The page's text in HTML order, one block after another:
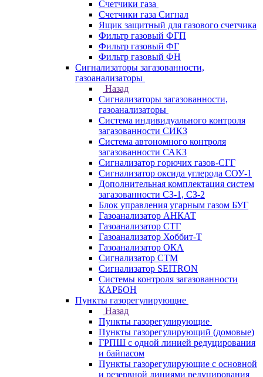
Счетчики газа
Счетчики газа Сигнал
Ящик защитный для газового счетчика
Фильтр газовый ФГП
Фильтр газовый ФГ
Фильтр газовый ФН
Сигнализаторы загазованности,
газоанализаторы
Назад
Сигнализаторы загазованности,
газоанализаторы
Система индивидуального контроля
загазованности СИКЗ
Система автономного контроля
загазованности САКЗ
Сигнализатор горючих газов-СГГ
Сигнализатор оксида углерода СОУ-1
Дополнительная комплектация систем
загазованности СЗ-1, СЗ-2
Блок управления угарным газом БУГ
Газоанализатор АНКАТ
Газоанализатор СТГ
Газоанализатор Хоббит-Т
Газоанализатор ОКА
Сигнализатор СТМ
Сигнализатор SEITRON
Системы контроля загазованности
КАРБОН
Пункты газорегулирующие
Назад
Пункты газорегулирующие
Пункты газорегулирующий (домовые)
ГРПШ с одной линией редуцирования
и байпасом
Пункты газорегулирующие с основной
и резервной линиями редуцирования